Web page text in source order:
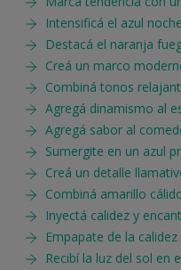
Intensificá el azul
Destacá el naranja
Creá un marco
Combiná tonos
Agregá dinamismo al
Agregá sabor al
Sumergite en un azul
Creá un detalle
Combiná amarillo
Inyectá calidez y
Empapate de la
Recibí la luz del sol en